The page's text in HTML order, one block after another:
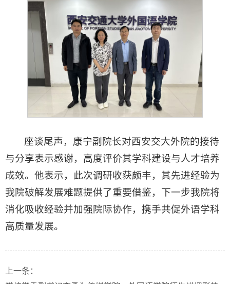
座谈尾声，康宁副院长对西安交大外院的接待
与分享表示感谢，高度评价其学科建设与人才培养
成效。他表示，此次调研收获颇丰，其先进经验为
我院破解发展难题提供了重要借鉴，下一步我院将
消化吸收经验并加强院际协作，携手共促外语学科
高质量发展。
上一条：